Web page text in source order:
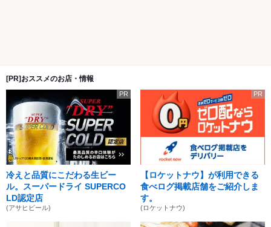
[PR]おススメのお店・情報
PR
冷えと品質にこだわる生ビー
ル。スーパードライ SUPERCO
LD認定店
(アサヒビール)
PR
【ロケットナウ】が利用できる
食べログ掲載店舗をご紹介しま
す。
(ロケットナウ)